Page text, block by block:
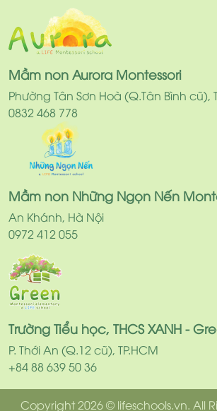
Mầm non Aurora Montessori
Phường Tân Sơn Hoà (Q.Tân Bình cũ),
0832 468 778
Mầm non Những Ngọn Nến
An Khánh, Hà Nội
0972 412 055
Trường Tiểu học, THCS XANH -
P. Thới An (Q.12 cũ), TP.HCM
+84 88 639 50 36
Copyright 2026 © lifeschools.vn. All